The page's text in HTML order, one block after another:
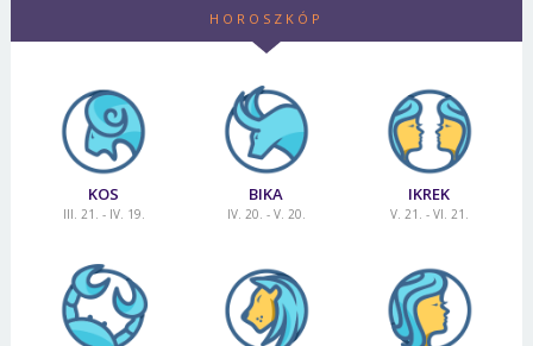
HOROSZKÓP
KOS
III. 21. - IV. 19.
BIKA
IV. 20. - V. 20.
IKREK
V. 21. - VI. 21.